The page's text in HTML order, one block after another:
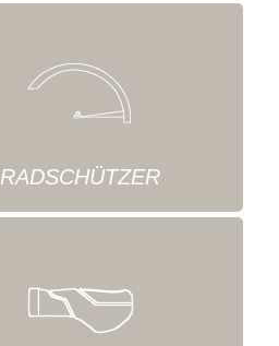
RADSCHÜTZER